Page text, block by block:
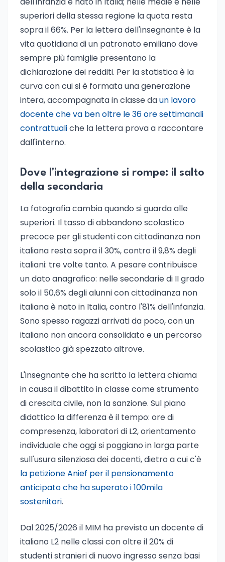
superiori della stessa regione la quota resta
sopra il 66%. Per la lettera dell'insegnante è la
vita quotidiana di un patronato emiliano dove
sempre più famiglie presentano la
dichiarazione dei redditi. Per la statistica è la
curva con cui si è formata una generazione
intera, accompagnata in classe daun lavoro
docente che va ben oltre le 36 ore settimanali
contrattualiche la lettera prova a raccontare
dall'interno.
Dove l'integrazione si rompe: il salto
della secondaria
La fotografia cambia quando si guarda alle
superiori. Il tasso di abbandono scolastico
precoce per gli studenti con cittadinanza non
italiana resta sopra il 30%, contro il 9,8% degli
italiani: tre volte tanto. A pesare contribuisce
un dato anagrafico: nelle secondarie di II grado
solo il 50,6% degli alunni con cittadinanza non
italiana è nato in Italia, contro l'81% dell'infanzia.
Sono spesso ragazzi arrivati da poco, con un
italiano non ancora consolidato e un percorso
scolastico già spezzato altrove.
L'insegnante che ha scritto la lettera chiama
in causa il dibattito in classe come strumento
di crescita civile, non la sanzione. Sul piano
didattico la differenza è il tempo: ore di
compresenza, laboratori di L2, orientamento
individuale che oggi si poggiano in larga parte
sull'usura silenziosa dei docenti, dietro a cui c'è
la petizione Anief per il pensionamento
anticipato che ha superato i 100mila
sostenitori.
Dal 2025/2026 il MIM ha previsto un docente di
italiano L2 nelle classi con oltre il 20% di
studenti stranieri di nuovo ingresso senza basi